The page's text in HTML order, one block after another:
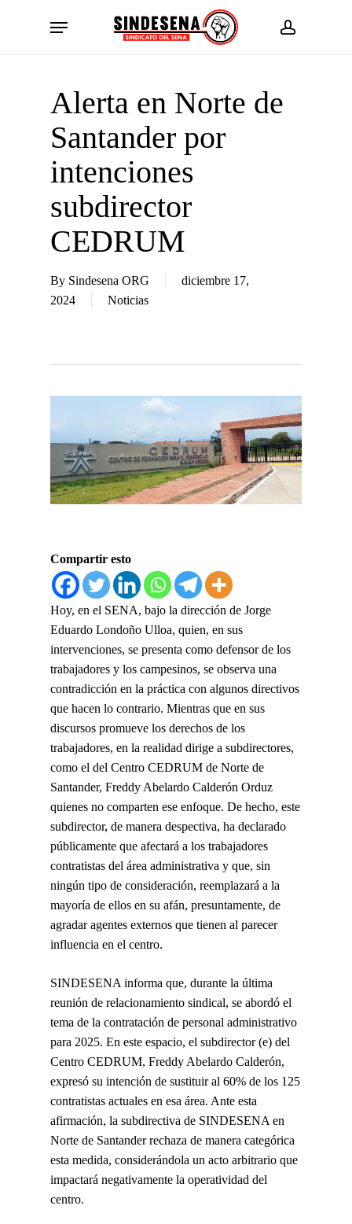
account
Menu
Alerta en Norte de
Santander por
intenciones
subdirector
CEDRUM
By Sindesena ORG
diciembre 17,
2024
Noticias
Compartir esto
Hoy, en el SENA, bajo la dirección de Jorge
Eduardo Londoño Ulloa, quien, en sus
intervenciones, se presenta como defensor de los
trabajadores y los campesinos, se observa una
contradicción en la práctica con algunos directivos
que hacen lo contrario. Mientras que en sus
discursos promueve los derechos de los
trabajadores, en la realidad dirige a subdirectores,
como el del Centro CEDRUM de Norte de
Santander, Freddy Abelardo Calderón Orduz
quienes no comparten ese enfoque. De hecho, este
subdirector, de manera despectiva, ha declarado
públicamente que afectará a los trabajadores
contratistas del área administrativa y que, sin
ningún tipo de consideración, reemplazará a la
mayoría de ellos en su afán, presuntamente, de
agradar agentes externos que tienen al parecer
influencia en el centro.
SINDESENA informa que, durante la última
reunión de relacionamiento sindical, se abordó el
tema de la contratación de personal administrativo
para 2025. En este espacio, el subdirector (e) del
Centro CEDRUM, Freddy Abelardo Calderón,
expresó su intención de sustituir al 60% de los 125
contratistas actuales en esa área. Ante esta
afirmación, la subdirectiva de SINDESENA en
Norte de Santander rechaza de manera categórica
esta medida, considerándola un acto arbitrario que
impactará negativamente la operatividad del
centro.